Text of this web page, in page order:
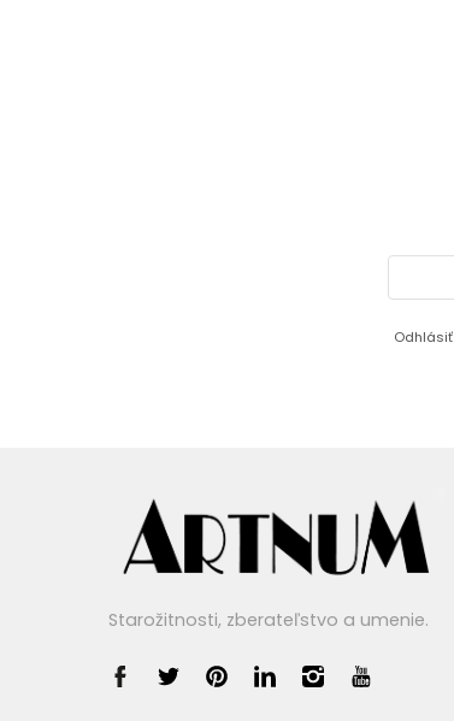
Odhlásiť
Starožitnosti, zberateľstvo a umenie.